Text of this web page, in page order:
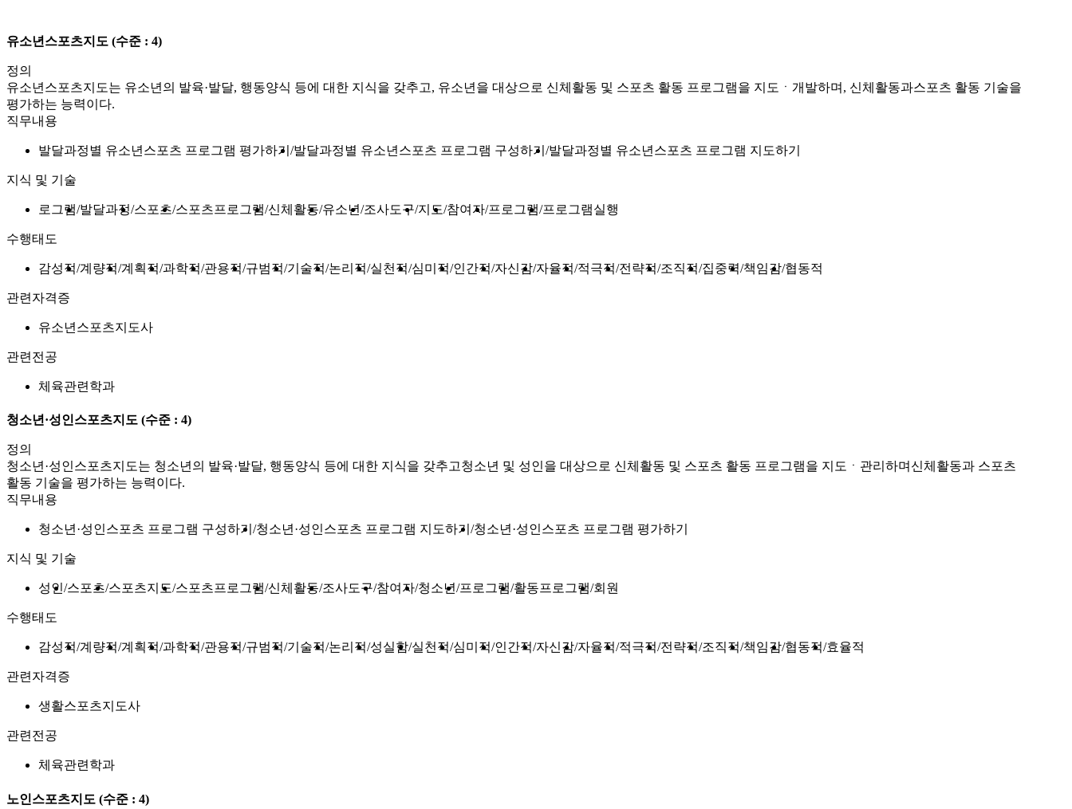
유소년스포츠지도 (수준 : 4)
정의
유소년스포츠지도는 유소년의 발육·발달, 행동양식 등에 대한 지식을 갖추고, 유소년을 대상으로 신체활동 및 스포츠 활동 프로그램을 지도ㆍ개발하며, 신체활동과스포츠 활동 기술을
평가하는 능력이다.
직무내용
발달과정별 유소년스포츠 프로그램 평가하기 발달과정별 유소년스포츠 프로그램 구성하기 발달과정별 유소년스포츠 프로그램 지도하기
지식 및 기술
로그램 발달과정 스포츠 스포츠프로그램 신체활동 유소년 조사도구 지도 참여자 프로그램 프로그램실행
수행태도
감성적 계량적 계획적 과학적 관용적 규범적 기술적 논리적 실천적 심미적 인간적 자신감 자율적 적극적 전략적 조직적 집중력 책임감 협동적
관련자격증
유소년스포츠지도사
관련전공
체육관련학과
청소년·성인스포츠지도 (수준 : 4)
정의
청소년·성인스포츠지도는 청소년의 발육·발달, 행동양식 등에 대한 지식을 갖추고청소년 및 성인을 대상으로 신체활동 및 스포츠 활동 프로그램을 지도ㆍ관리하며신체활동과 스포츠
활동 기술을 평가하는 능력이다.
직무내용
청소년·성인스포츠 프로그램 구성하기 청소년·성인스포츠 프로그램 지도하기 청소년·성인스포츠 프로그램 평가하기
지식 및 기술
성인 스포츠 스포츠지도 스포츠프로그램 신체활동 조사도구 참여자 청소년 프로그램 활동프로그램 회원
수행태도
감성적 계량적 계획적 과학적 관용적 규범적 기술적 논리적 성실함 실천적 심미적 인간적 자신감 자율적 적극적 전략적 조직적 책임감 협동적 효율적
관련자격증
생활스포츠지도사
관련전공
체육관련학과
노인스포츠지도 (수준 : 4)